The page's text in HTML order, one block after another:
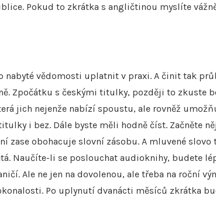
Pokud to zkrátka s angličtinou myslíte
nabyté vědomosti uplatnit v praxi. A činit tak
Zpočátku s českými titulky, později to zkuste
jich nejenže nabízí spoustu, ale rovněž
i bez. Dále byste měli hodně číst. Začněte
zase obohacuje slovní zásobu. A mluvené
Naučíte-li se poslouchat audioknihy, budete
Ale ne jen na dovolenou, ale třeba na roční
Po uplynutí dvanácti měsíců zkrátka